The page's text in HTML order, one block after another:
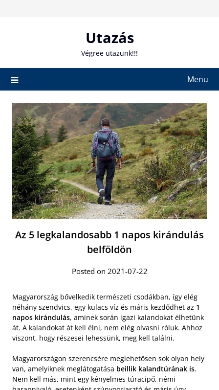
Utazás
Végree utazunk!!!
Menu
Az 5 legkalandosabb 1 napos kirándulás
belföldön
Posted on 2021-07-22
Magyarország bővelkedik természeti csodákban, így elég
néhány szendvics, egy kulacs víz és máris kezdődhet az 1
napos kirándulás, aminek során igazi kalandokat élhetünk
át. A kalandokat át kell élni, nem elég olvasni róluk. Ahhoz
viszont, hogy részesei lehessünk, meg kell találni.
Magyarországon szerencsére meglehetősen sok olyan hely
van, amelyiknek meglátogatása beillik kalandtúrának is.
Nem kell más, mint egy kényelmes túracipő, némi